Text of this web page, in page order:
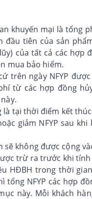
khuyến mại là tổng
tiên của sản
của tất cả các hợp
mua bảo hiểm.
trên ngày NFYP
từ các hợp đồng
là tại thời điểm kết
giảm NFYP sau
sẽ không được cộng
trừ ra trước khi
HĐBH trong thời
NFYP các hợp
này. Mỗi khách